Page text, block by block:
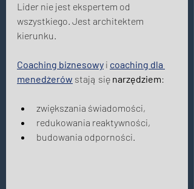
Lider nie jest ekspertem od
wszystkiego. Jest architektem
kierunku.
Coaching biznesowy i coaching dla
menedżerów stają się narzędziem:
zwiększania świadomości,
redukowania reaktywności,
budowania odporności.